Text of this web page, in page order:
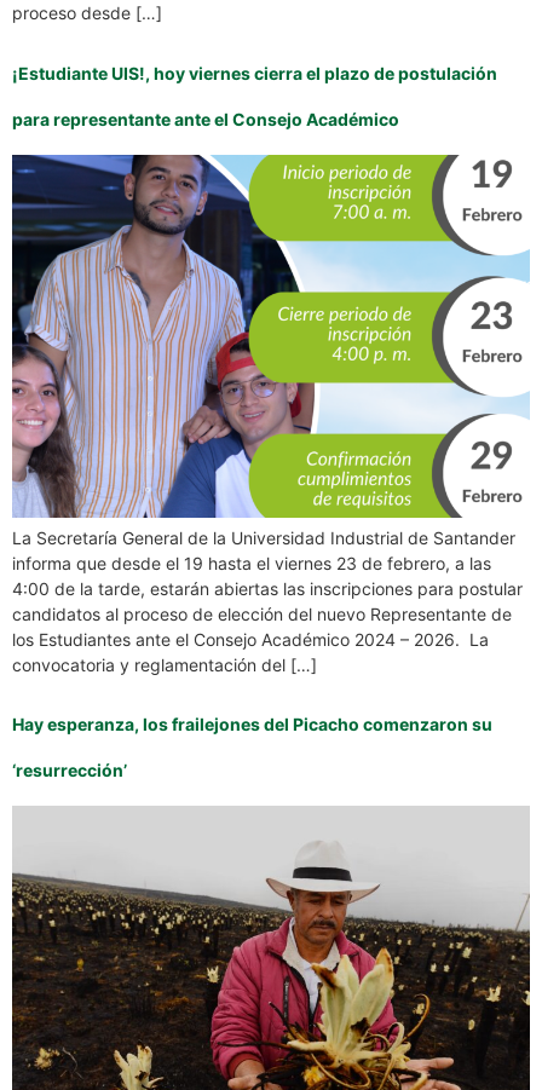
proceso desde […]
¡Estudiante UIS!, hoy viernes cierra el plazo de postulación
para representante ante el Consejo Académico
La Secretaría General de la Universidad Industrial de Santander
informa que desde el 19 hasta el viernes 23 de febrero, a las
4:00 de la tarde, estarán abiertas las inscripciones para postular
candidatos al proceso de elección del nuevo Representante de
los Estudiantes ante el Consejo Académico 2024 – 2026. La
convocatoria y reglamentación del […]
Hay esperanza, los frailejones del Picacho comenzaron su
‘resurrección’